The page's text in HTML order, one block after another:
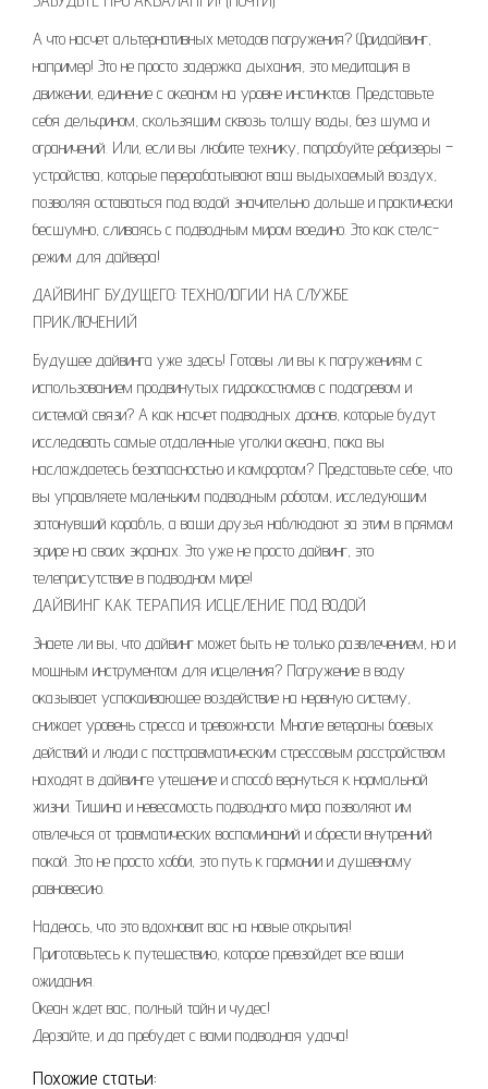
А что насчет альтернативных методов погружения? Фридайвинг,
например! Это не просто задержка дыхания, это медитация в
движении, единение с океаном на уровне инстинктов. Представьте
себя дельфином, скользящим сквозь толщу воды, без шума и
ограничений. Или, если вы любите технику, попробуйте ребризеры –
устройства, которые перерабатывают ваш выдыхаемый воздух,
позволяя оставаться под водой значительно дольше и практически
бесшумно, сливаясь с подводным миром воедино. Это как стелс-
режим для дайвера!
ДАЙВИНГ БУДУЩЕГО: ТЕХНОЛОГИИ НА СЛУЖБЕ
ПРИКЛЮЧЕНИЙ
Будущее дайвинга уже здесь! Готовы ли вы к погружениям с
использованием продвинутых гидрокостюмов с подогревом и
системой связи? А как насчет подводных дронов, которые будут
исследовать самые отдаленные уголки океана, пока вы
наслаждаетесь безопасностью и комфортом? Представьте себе, что
вы управляете маленьким подводным роботом, исследующим
затонувший корабль, а ваши друзья наблюдают за этим в прямом
эфире на своих экранах. Это уже не просто дайвинг, это
телеприсутствие в подводном мире!
ДАЙВИНГ КАК ТЕРАПИЯ: ИСЦЕЛЕНИЕ ПОД ВОДОЙ
Знаете ли вы, что дайвинг может быть не только развлечением, но и
мощным инструментом для исцеления? Погружение в воду
оказывает успокаивающее воздействие на нервную систему,
снижает уровень стресса и тревожности. Многие ветераны боевых
действий и люди с посттравматическим стрессовым расстройством
находят в дайвинге утешение и способ вернуться к нормальной
жизни. Тишина и невесомость подводного мира позволяют им
отвлечься от травматических воспоминаний и обрести внутренний
покой. Это не просто хобби, это путь к гармонии и душевному
равновесию.
Надеюсь, что это вдохновит вас на новые открытия!
Приготовьтесь к путешествию, которое превзойдет все ваши
ожидания.
Океан ждет вас, полный тайн и чудес!
Дерзайте, и да пребудет с вами подводная удача!
Похожие статьи: